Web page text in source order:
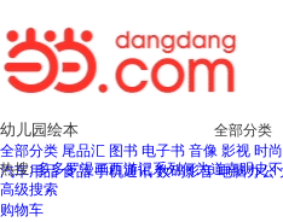
全部分类
全部分类 尾品汇 图书 电子书 音像 影视 时
汽车用品 食品 手机通讯 数码影音 电脑办公
热搜:多多罗漫画西游记系列何为道南明史
高级搜索
购物车
窗
口
打
开
障
碍
说
明
页